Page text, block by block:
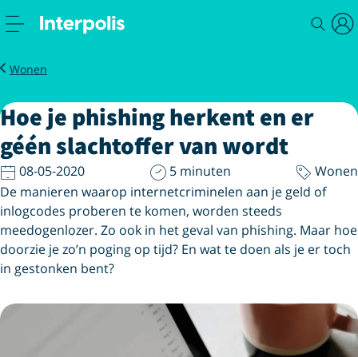
Magazine
Wonen
Hoe je phishing herkent
Hoe je phishing herkent en er
géén slachtoffer van wordt
08-05-2020 5 minuten
Wonen
De manieren waarop internetcriminelen aan je geld of
inlogcodes proberen te komen, worden steeds
meedogenlozer. Zo ook in het geval van phishing. Maar hoe
doorzie je zo’n poging op tijd? En wat te doen als je er toch
in gestonken bent?